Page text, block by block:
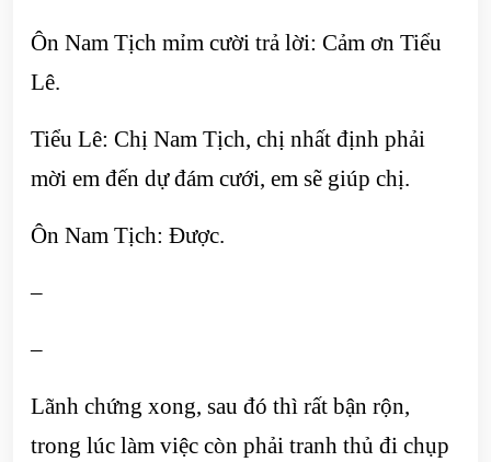
Ôn Nam Tịch mỉm cười trả lời: Cảm ơn Tiểu
Lê.
Tiểu Lê: Chị Nam Tịch, chị nhất định phải
mời em đến dự đám cưới, em sẽ giúp chị.
Ôn Nam Tịch: Được.
–
–
Lãnh chứng xong, sau đó thì rất bận rộn,
trong lúc làm việc còn phải tranh thủ đi chụp